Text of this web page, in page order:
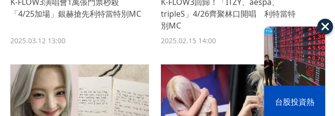
以色列 穹頂
之下
台股投資熱
「4/25加場」銀赫搶先利特當特別MC
2025.03.12 13:00
tripleS」4/26齊聚林口開唱 利特當特
別MC
2025.02.15 14:00